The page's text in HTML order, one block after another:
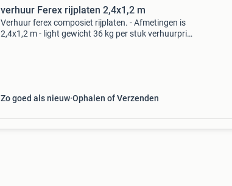
verhuur Ferex rijplaten 2,4x1,2 m
Verhuur ferex composiet rijplaten. - Afmetingen is
2,4x1,2 m - light gewicht 36 kg per stuk verhuurprijs
Zo goed als nieuw Ophalen of Verzenden